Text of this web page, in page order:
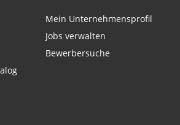
Mein Unternehmensprofil
Jobs verwalten
Bewerbersuche